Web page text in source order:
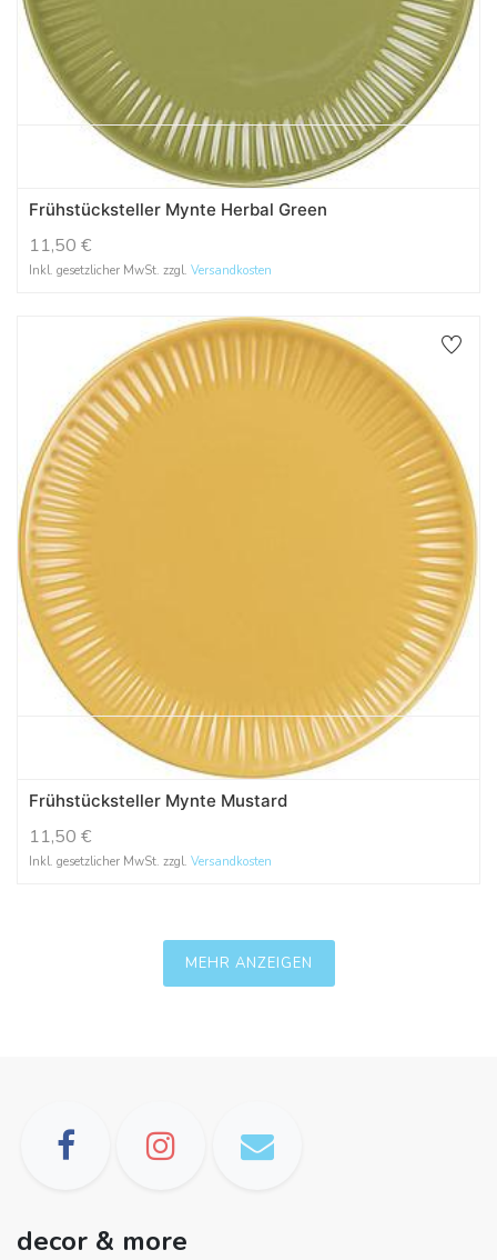
Frühstücksteller Mynte Herbal Green
11,50 €
Inkl. gesetzlicher MwSt. zzgl. Versandkosten
Frühstücksteller Mynte Mustard
11,50 €
Inkl. gesetzlicher MwSt. zzgl. Versandkosten
MEHR ANZEIGEN
decor & more